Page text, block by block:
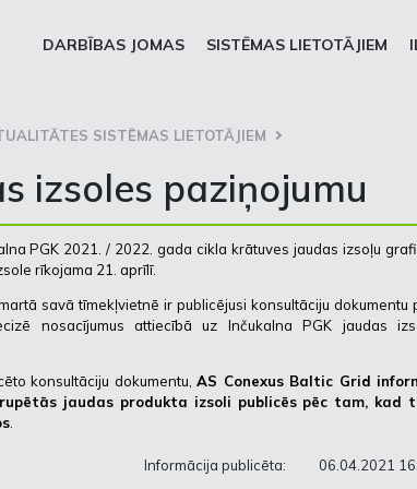
DARBĪBAS JOMAS SISTĒMAS LIETOTĀJIEM
SISTĒMAS LIETOTĀJIEM
izsoles paziņojumu
PGK 2021. / 2022. gada cikla krātuves jaudas izsoļu
rīkojama 21. aprīlī.
savā tīmekļvietnē ir publicējusi konsultāciju dokumentu
nosacījumus attiecībā uz Inčukalna PGK jaudas
konsultāciju dokumentu, AS Conexus Baltic Grid
jaudas produkta izsoli publicēs pēc tam, kad
.
Informācija publicēta: 06.04.2021